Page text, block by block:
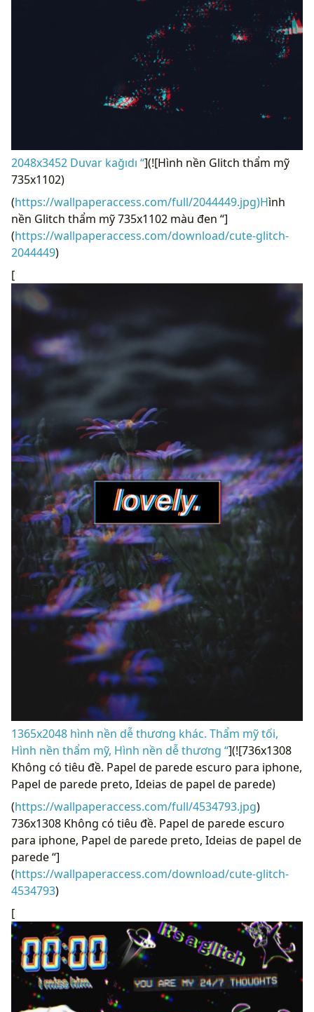
2048x3452 Duvar kağıdı “](![Hình nền Glitch thẩm mỹ
735x1102)
(https://wallpaperaccess.com/full/2044449.jpg)H
nền Glitch thẩm mỹ 735x1102 màu đen “]
(https://wallpaperaccess.com/download/cute-glitch-
2044449)
[
1365x2048 hình nền dễ thương khác. Thẩm mỹ tối,
Hình nền thẩm mỹ, Hình nền dễ thương “](![736x1308
Không có tiêu đề. Papel de parede escuro para iphone,
Papel de parede preto, Ideias de papel de parede)
( https://wallpaperaccess.com/full/4534793.jpg)
736x1308 Không có tiêu đề. Papel de parede escuro
para iphone, Papel de parede preto, Ideias de papel de
parede “]
(https://wallpaperaccess.com/download/cute-glitch-
4534793)
[